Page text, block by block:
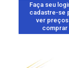
Faça seu
cadastre-se
ver preços
comprar